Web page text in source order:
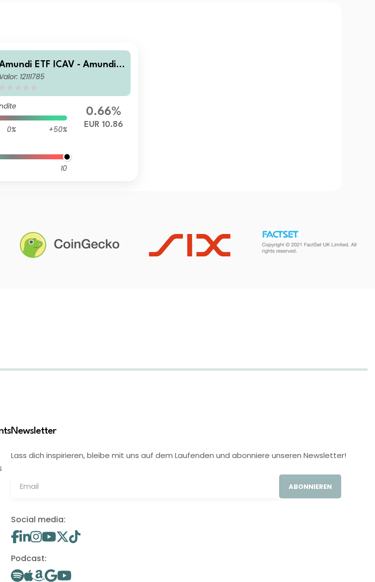
ETF ICAV - Amundi S
&P World Consumer Staples
Valor: 12111785
0%
+50%
10
0.66%
EUR 10.86
Newsletter
Lass dich inspirieren, bleibe mit uns auf dem Laufenden und abonniere unseren Newsletter!
ABONNIEREN
Social media:
Podcast: